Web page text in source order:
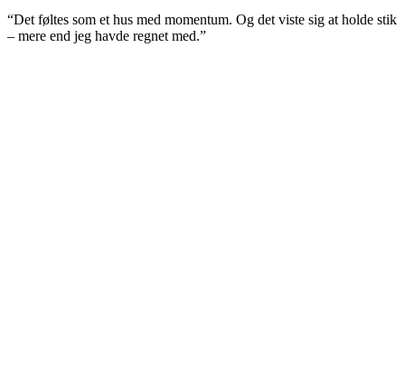
“Det føltes som et hus med momentum. Og det viste sig at holde stik
– mere end jeg havde regnet med.”